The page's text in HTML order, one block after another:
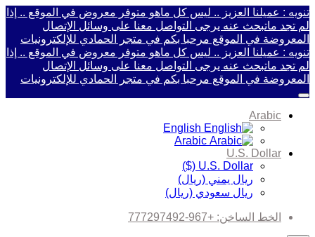
تنويه : عميلنا العزيز .. ليس كل ماهو متوفر معروض في الموقع .. إذا
لم تجد ماتبحث عنه يرجى التواصل معنا على وسائل الإتصال
المعروضة في الموقع مرحبا بكم في متجر الحمادي للإلكترونيات
تنويه : عميلنا العزيز .. ليس كل ماهو متوفر معروض في الموقع .. إذا
لم تجد ماتبحث عنه يرجى التواصل معنا على وسائل الإتصال
المعروضة في الموقع مرحبا بكم في متجر الحمادي للإلكترونيات
Arabic
English
Arabic
U.S. Dollar
U.S. Dollar ($)
ريال يمني (ريال)
ريال سعودي (ريال)
الخط الساخن: +967-777297492